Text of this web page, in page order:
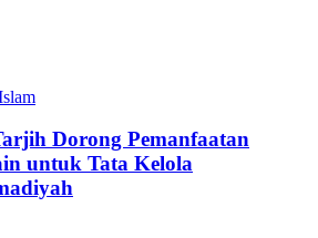
Dorong Pemanfaatan
untuk Tata Kelola